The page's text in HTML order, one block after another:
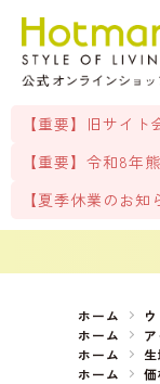
【重要】旧サイ
【重要】令和8年
【夏季休業のお知
ホーム
ホーム
ホーム
ホーム